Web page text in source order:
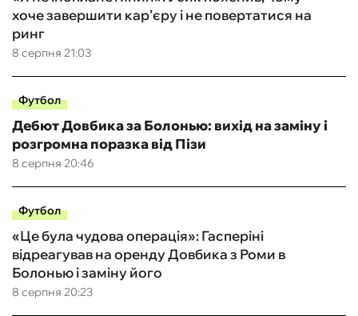
8 серпня 21:03
хоче завершити кар’єру і не повертатися на
ринг
Футбол
8 серпня 20:46
Дебют Довбика за Болонью: вихід на заміну і
розгромна поразка від Пізи
Футбол
8 серпня 20:23
«Це була чудова операція»: Гасперіні
відреагував на оренду Довбика з Роми в
Болонью і заміну його